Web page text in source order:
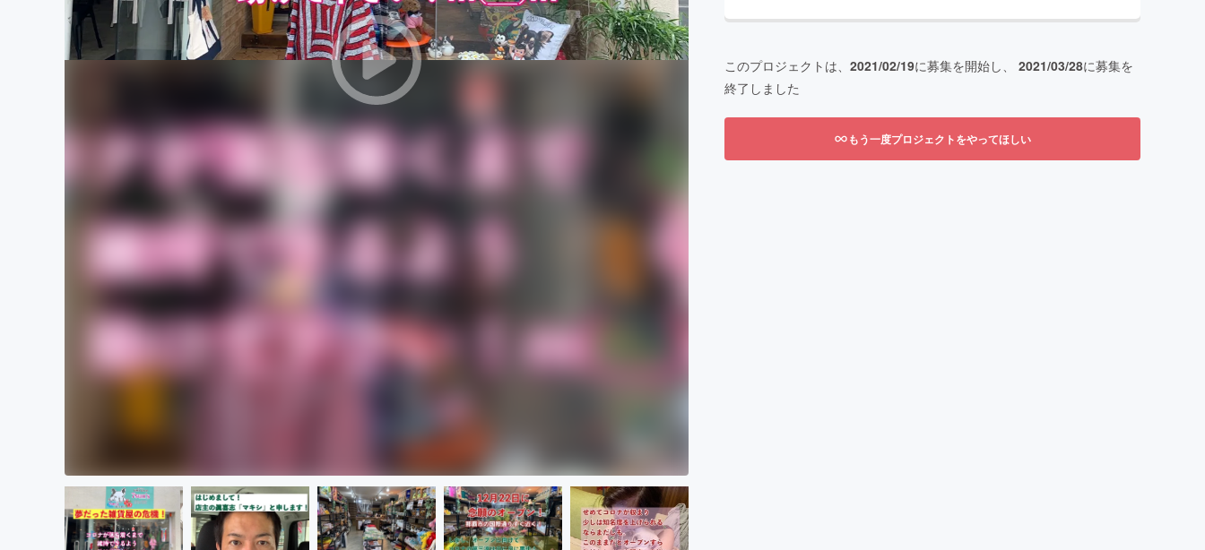
このプロジェクトは、 2021/02/19に募集を開始し、 2021/03/28に募集を
終了しました
もう一度プロジェクトをやってほしい